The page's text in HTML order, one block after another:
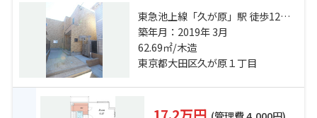
東急池上線「久が原」駅 徒歩12分
東急池上線「御嶽山」駅 徒歩14分
都営浅草線「西馬込」駅 徒歩17分
築年月：2019年 3月
62.69㎡/木造
東京都大田区久が原１丁目